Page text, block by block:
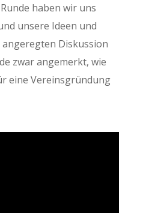
haben wir uns
unsere Ideen und
Diskussion
zwar angemerkt, wie
eine Vereinsgründung